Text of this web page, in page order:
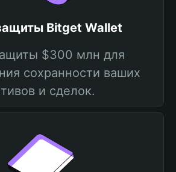
Bitget Wallet
$300 млн для
сохранности ваших
и сделок.